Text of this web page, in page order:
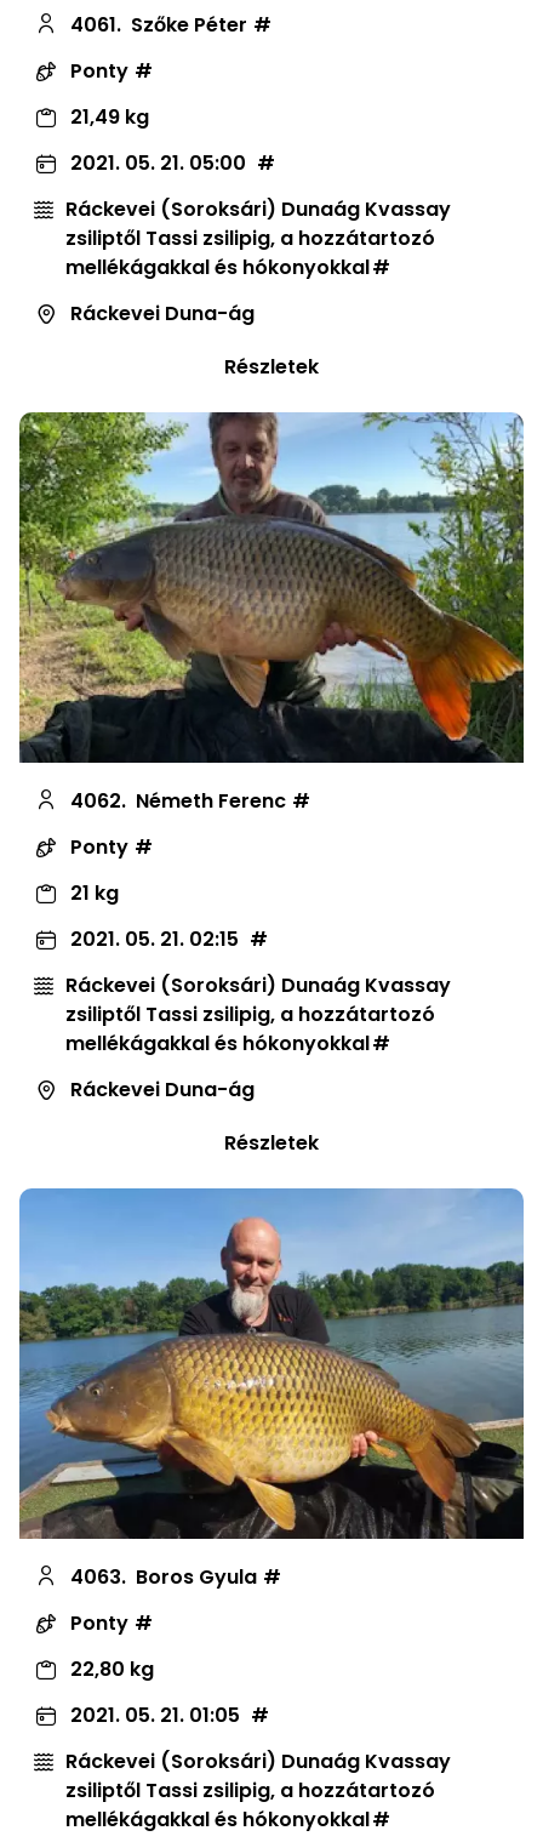
4061. Szőke Péter
Ponty
21,49 kg
2021. 05. 21. 05:00
Ráckevei (Soroksári) Dunaág Kvassay
zsiliptől Tassi zsilipig, a hozzátartozó
mellékágakkal és hókonyokkal
Ráckevei Duna-ág
Részletek
4062. Németh Ferenc
Ponty
21 kg
2021. 05. 21. 02:15
Ráckevei (Soroksári) Dunaág Kvassay
zsiliptől Tassi zsilipig, a hozzátartozó
mellékágakkal és hókonyokkal
Ráckevei Duna-ág
Részletek
4063. Boros Gyula
Ponty
22,80 kg
2021. 05. 21. 01:05
Ráckevei (Soroksári) Dunaág Kvassay
zsiliptől Tassi zsilipig, a hozzátartozó
mellékágakkal és hókonyokkal